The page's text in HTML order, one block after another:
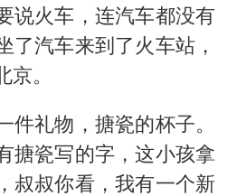
说火车，连汽车都没有
了汽车来到了火车站，
。
件礼物，搪瓷的杯子。
搪瓷写的字，这小孩拿
叔叔你看，我有一个新